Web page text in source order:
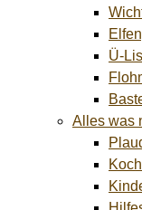
Ü-
Alles was